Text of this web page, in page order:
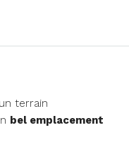
terrain
bel emplacement